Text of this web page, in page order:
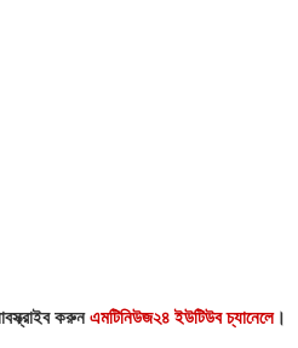
করুনএমটিনিউজ২৪ ইউটিউব চ্যানেলে।